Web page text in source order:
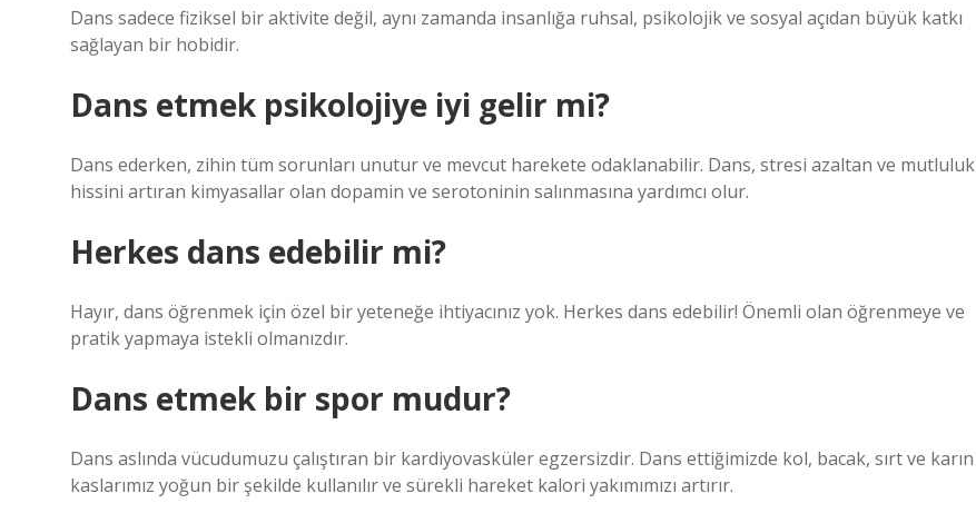
Dans sadece fiziksel bir aktivite değil, aynı zamanda insanlığa ruhsal, psikolojik ve sosyal açıdan büyük katkı
sağlayan bir hobidir.
Dans etmek psikolojiye iyi gelir mi?
Dans ederken, zihin tüm sorunları unutur ve mevcut harekete odaklanabilir. Dans, stresi azaltan ve mutluluk
hissini artıran kimyasallar olan dopamin ve serotoninin salınmasına yardımcı olur.
Herkes dans edebilir mi?
Hayır, dans öğrenmek için özel bir yeteneğe ihtiyacınız yok. Herkes dans edebilir! Önemli olan öğrenmeye ve
pratik yapmaya istekli olmanızdır.
Dans etmek bir spor mudur?
Dans aslında vücudumuzu çalıştıran bir kardiyovasküler egzersizdir. Dans ettiğimizde kol, bacak, sırt ve karın
kaslarımız yoğun bir şekilde kullanılır ve sürekli hareket kalori yakımımızı artırır.